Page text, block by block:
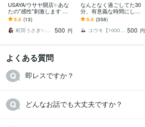
USAYA/ウサヤ開店✨あな
たの"感性"刺激します 映
画/曲/本/コミック/アニメ/
推し活、全てのサブカル
に対応
5.0 (13)
町田うさぎ✨閃光の幸せ届け人♡怪談師⛩️
500 円
なんとなく過ごしてた30
分、有意義な時間にしま
す 最安/新規様大歓迎♡待
ち時間/寝る前の時間/まっ
たり雑談♪
5.0 (358)
ユウキ【1000件以上販売♪】 500 円
よくある質問
即レスですか？
どんなお話でも大丈夫ですか？